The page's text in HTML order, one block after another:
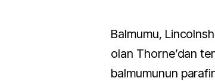
Balmumu,
olan Thorne’dan
balmumunun